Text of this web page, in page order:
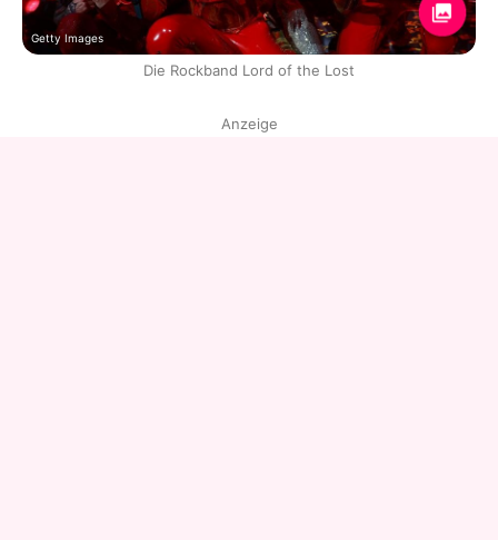
Getty Images
Die Rockband Lord of the Lost
Anzeige